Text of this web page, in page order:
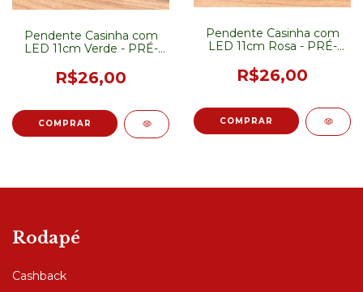
Pendente Casinha com
LED 11cm Verde - PRÉ-
R$26,00
Pendente Casinha com
LED 11cm Rosa - PRÉ-
R$26,00
Rodapé
Cashback